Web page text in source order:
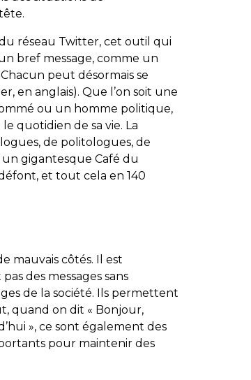
réseau Twitter, cet outil qui
bref message, comme un
peut désormais se
, en anglais). Que l’on soit une
ou un homme politique,
quotidien de sa vie. La
de politologues, de
un gigantesque Café du
et tout cela en 140
mauvais côtés. Il est
des messages sans
de la société. Ils permettent
quand on dit « Bonjour,
», ce sont également des
pour maintenir des